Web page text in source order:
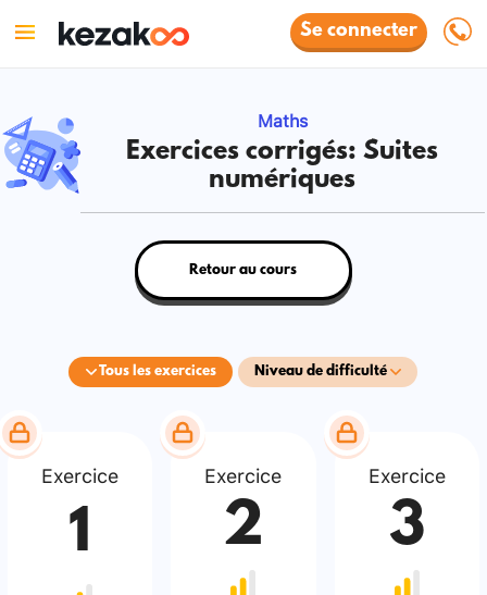
Se connecter
Maths
Exercices corrigés: Suites
numériques
Tous les exercices Niveau de difficulté
Retour au cours
Exercice
1
Exercice
2
Exercice
3